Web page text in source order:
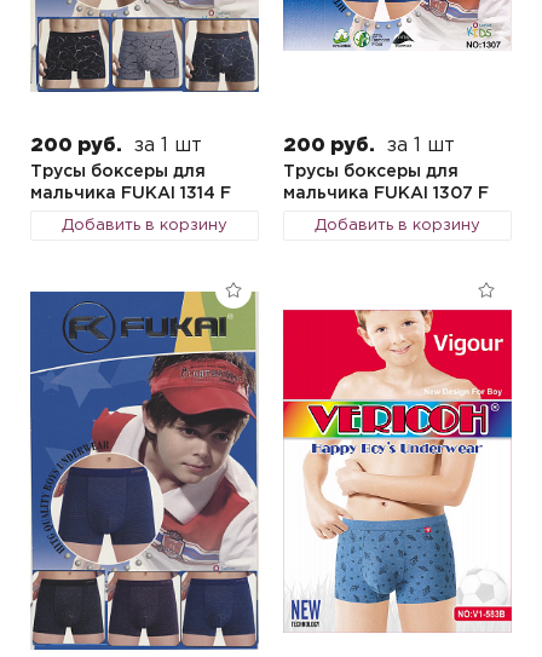
200 руб. за 1 шт
Трусы боксеры для
мальчика FUKAI 1314 F
Добавить в корзину
200 руб. за 1 шт
Трусы боксеры для
мальчика FUKAI 1307 F
Добавить в корзину